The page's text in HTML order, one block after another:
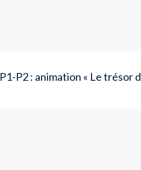
P1-P2 : animation « Le trésor